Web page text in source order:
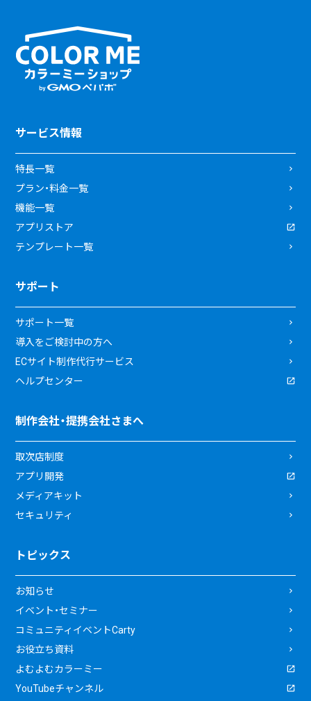
サービス情報
特長一覧
プラン・料金一覧
機能一覧
アプリストア
テンプレート一覧
サポート
サポート一覧
導入をご検討中の方へ
ECサイト制作代行サービス
ヘルプセンター
制作会社・提携会社さまへ
取次店制度
アプリ開発
メディアキット
セキュリティ
トピックス
お知らせ
イベント・セミナー
コミュニティイベントCarty
お役立ち資料
よむよむカラーミー
YouTubeチャンネル